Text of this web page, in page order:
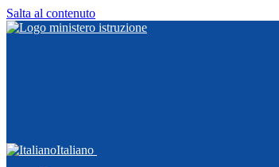
Salta al contenuto
Italiano